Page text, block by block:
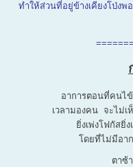
ทำให้ส่วนที่อยู่ข้างเคียงโป่งพ
อาการตอนที่คนไ
เวลามองคน จะไม่เ
ยิ่งเพ่งโฟกัสยิ่
โดยที่ไม่มีอา
ตาซ้